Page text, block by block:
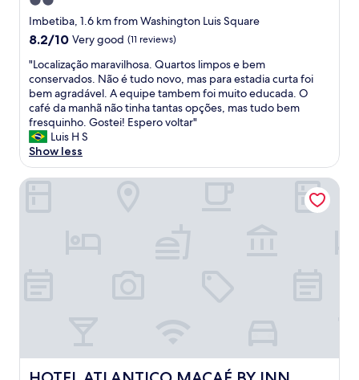
c
m
o
d
a
ç
ã
o
.
"
star
property
Imbetiba, 1.6 km from Washington Luis Square
8.2
of
10,
Very
good,
(11
reviews)
8.2/10 Very good (11 reviews)
"
L
o
c
a
l
i
z
a
"Localização maravilhosa. Quartos limpos e bem
conservados. Não é tudo novo, mas para estadia curta foi
bem agradável. A equipe tambem foi muito educada. O
café da manhã não tinha tantas opções, mas tudo bem
fresquinho. Gostei! Espero voltar"
Luis H S
Show less
HOTEL ATLANTICO MACAÉ BY INN HOUSE
HOTEL ATLANTICO MACAÉ BY INN HOUSE